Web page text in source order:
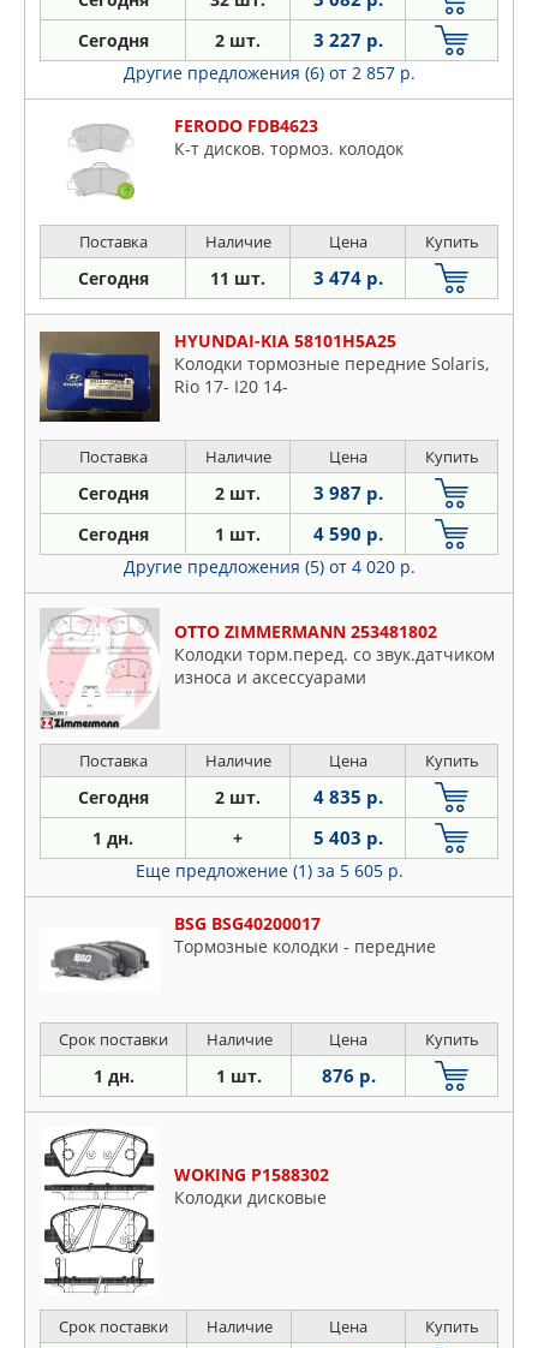
Сегодня 2 шт. 3 227 р.
Другие предложения (6) от 2 857 р.
FERODO FDB4623
К-т дисков. тормоз. колодок
Поставка Наличие Цена Купить
Сегодня 11 шт. 3 474 р.
HYUNDAI-KIA 58101H5A25
Колодки тормозные передние Solaris,
Rio 17- I20 14-
Поставка Наличие Цена Купить
Сегодня 2 шт. 3 987 р.
Сегодня 1 шт. 4 590 р.
Другие предложения (5) от 4 020 р.
OTTO ZIMMERMANN 253481802
Колодки торм.перед. со звук.датчиком
износа и аксессуарами
Поставка Наличие Цена Купить
Сегодня 2 шт. 4 835 р.
1 дн. + 5 403 р.
Еще предложение (1) за 5 605 р.
BSG BSG40200017
Тормозные колодки - передние
Срок поставки Наличие Цена Купить
1 дн. 1 шт. 876 р.
WOKING P1588302
Колодки дисковые
Срок поставки Наличие Цена Купить